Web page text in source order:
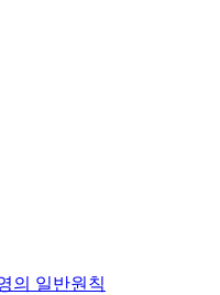
의 일반원칙